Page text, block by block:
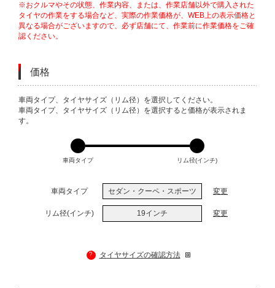
※おクルマやその状態、作業内容、または、作業店舗以外で購入された
タイヤの作業をする場合など、実際の作業価格が、WEB上の表示価格と
異なる場合がございますので、必ず店舗にて、作業前に作業価格をご確
認ください。
価格
VARIATIONS
車両タイプ、タイヤサイズ（リム径）を選択してください。
車両タイプ、タイヤサイズ（リム径）を選択すると価格が表示されま
す。
車両タイプ リム径(インチ)
車両タイプ セダン・クーペ・スポーツ 変更
リム径(インチ) 19インチ 変更
? タイヤサイズの確認方法